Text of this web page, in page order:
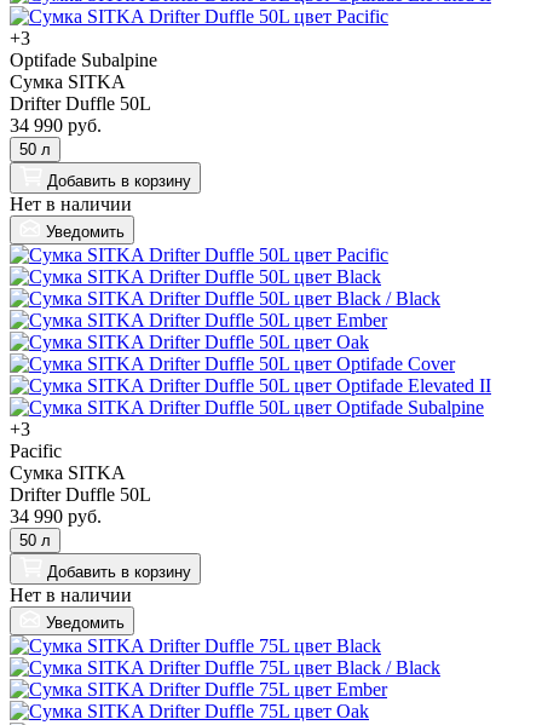
+3
Optifade Subalpine
Сумка SITKA
Drifter Duffle 50L
34 990 руб.
50 л
Добавить в корзину
Нет в наличии
Уведомить
+3
Pacific
Сумка SITKA
Drifter Duffle 50L
34 990 руб.
50 л
Добавить в корзину
Нет в наличии
Уведомить